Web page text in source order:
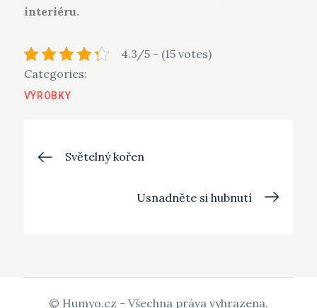
interiéru.
4.3/5 - (15 votes)
Categories:
VÝROBKY
Navigace
Světelný kořen
Usnadněte si hubnutí
© Humyo.cz - Všechna práva vyhrazena.